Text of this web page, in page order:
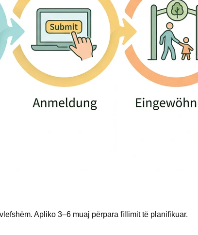
Apliko 3–6 muaj përpara fillimit të planifikuar.